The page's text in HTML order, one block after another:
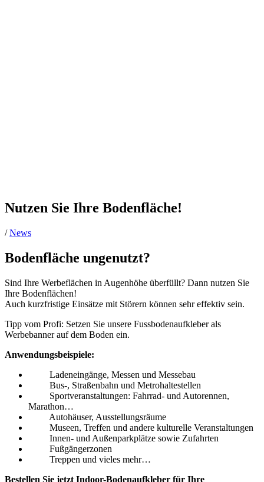
Nutzen Sie Ihre Bodenfläche!
/News
Bodenfläche ungenutzt?
Sind Ihre Werbeflächen in Augenhöhe überfüllt? Dann nutzen Sie
Ihre Bodenflächen!
Auch kurzfristige Einsätze mit Störern können sehr effektiv sein.
Tipp vom Profi: Setzen Sie unsere Fussbodenaufkleber als
Werbebanner auf dem Boden ein.
Anwendungsbeispiele:
Ladeneingänge, Messen und Messebau
Bus-, Straßenbahn und Metrohaltestellen
Sportveranstaltungen: Fahrrad- und Autorennen,
Marathon…
Autohäuser, Ausstellungsräume
Museen, Treffen und andere kulturelle Veranstaltungen
Innen- und Außenparkplätze sowie Zufahrten
Fußgängerzonen
Treppen und vieles mehr…
Bestellen Sie jetzt Indoor-Bodenaufkleber für Ihre